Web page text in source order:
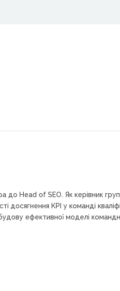
Head of SEO. Як керівник
досягнення KPI у команді
ефективної моделі